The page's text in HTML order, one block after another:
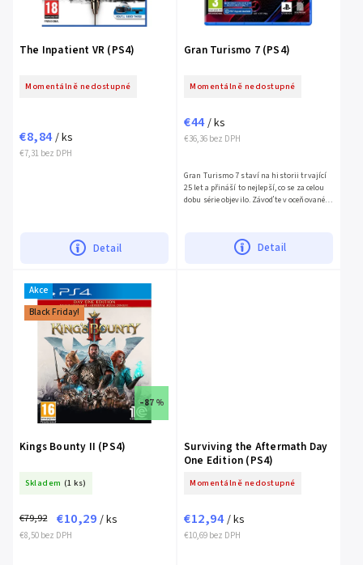
The Inpatient VR (PS4)
Momentálně nedostupné
€7,31 bez DPH
€8,84/ ks
Detail
Gran Turismo 7 (PS4)
Momentálně nedostupné
€36,36 bez DPH
€44/ ks
Detail
Gran Turismo 7 staví na historii trvající
25 let a přináší to nejlepší, co se za celou
dobu série objevilo. Závoďte v oceňované
Akce
Black Friday!
–87 %
Kings Bounty II (PS4)
Skladem (1 ks)
€8,50 bez DPH
€79,92 €10,29 / ks
Surviving the Aftermath Day
One Edition (PS4)
Momentálně nedostupné
€10,69 bez DPH
€12,94/ ks